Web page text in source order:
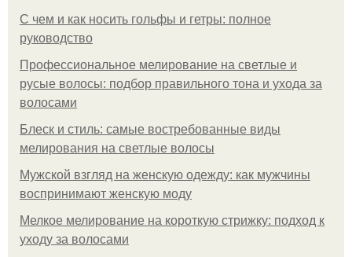
С чем и как носить гольфы и гетры: полное
руководство
Профессиональное мелирование на светлые и
русые волосы: подбор правильного тона и ухода за
волосами
Блеск и стиль: самые востребованные виды
мелирования на светлые волосы
Мужской взгляд на женскую одежду: как мужчины
воспринимают женскую моду
Мелкое мелирование на короткую стрижку: подход к
уходу за волосами